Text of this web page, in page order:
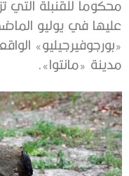
عليها في يوليو
«بورجوفيرجيليو»
مدينة «مانتوا».